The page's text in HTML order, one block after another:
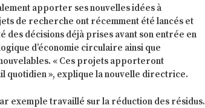
apporter ses nouvelles idées à
de recherche ont récemment été lancés et
des décisions déjà prises avant son entrée en
d’économie circulaire ainsi que
« Ces projets apporteront
quotidien », explique la nouvelle directrice.
exemple travaillé sur la réduction des résidus.